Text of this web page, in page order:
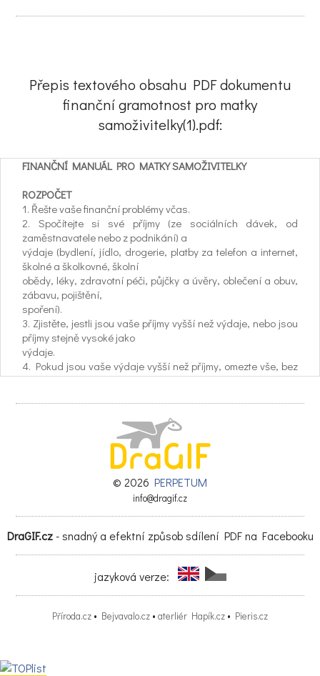
Přepis textového obsahu PDF dokumentu
finanční gramotnost pro matky
samoživitelky(1).pdf:
FINANČNÍ MANUÁL PRO MATKY SAMOŽIVITELKY
ROZPOČET
1. Řešte vaše finanční problémy včas.
2. Spočítejte si své příjmy (ze sociálních dávek, od
zaměstnavatele nebo z podnikání) a
výdaje (bydlení, jídlo, drogerie, platby za telefon a internet,
školné a školkovné, školní
obědy, léky, zdravotní péči, půjčky a úvěry, oblečení a obuv,
zábavu, pojištění,
spoření).
3. Zjistěte, jestli jsou vaše příjmy vyšší než výdaje, nebo jsou
příjmy stejně vysoké jako
výdaje.
4. Pokud jsou vaše výdaje vyšší než příjmy, omezte vše, bez
čeho se můžete obejít,
6. Kupujte levnější oblečení, využívejte dětské bazárky a
svépomocné skupiny matek
samoživitelek například na facebooku.
7. Dbejte o své zdraví, abyste ušetřili za zdravotní péči.
Sportujte. Pro zlepšení vaší
8. Najděte si spolubydlícího nebo podnájemníka, abyste
získali další finanční příjem.
9. Snažte se v případě finanční nouze nejdříve požádat o
pomoc rodinu a pak teprve
uvažujte o jiném řešení, například půjčkou.
10. Snažte se každý měsíc uspořit aspoň 5% z vašich příjmů
jako finanční rezervu.
Většinou jsou spojeny s vysokými splátkami, hrozbou
© 2026 PERPETUM
info@dragif.cz
DraGIF.cz- snadný a efektní způsob sdílení PDF na Facebooku
jazyková verze:
Příroda.cz • Bejvavalo.cz • aterliér Hapík.cz • Pieris.cz